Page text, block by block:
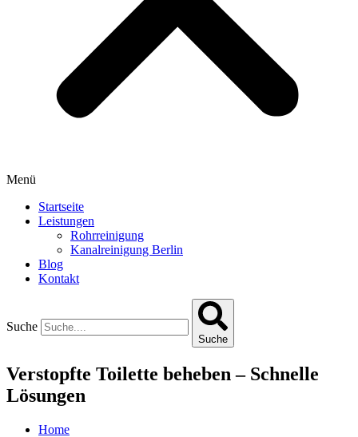
Menü
Startseite
Leistungen
Rohrreinigung
Kanalreinigung Berlin
Blog
Kontakt
Suche
Suche
Verstopfte Toilette beheben – Schnelle
Lösungen
Home